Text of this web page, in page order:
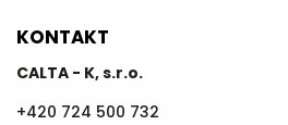
KONTAKT
CALTA - K, s.r.o.
+420 724 500 732